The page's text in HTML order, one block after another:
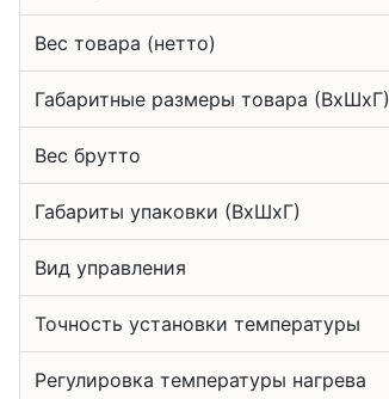
Вес товара (нетто)
Габаритные размеры товара (ВxШxГ)
Вес брутто
Габариты упаковки (ВхШхГ)
Вид управления
Точность установки температуры
Регулировка температуры нагрева